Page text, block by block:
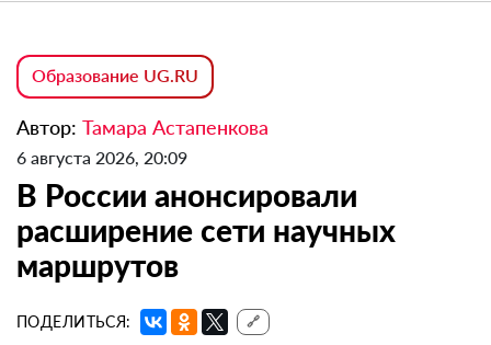
Образование UG.RU
Автор: Тамара Астапенкова
6 августа 2026, 20:09
В России анонсировали
расширение сети научных
маршрутов
ПОДЕЛИТЬСЯ: 🔗